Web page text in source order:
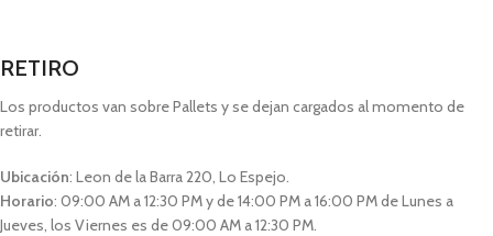
RETIRO
Los productos van sobre Pallets y se dejan cargados al momento de
retirar.
Ubicación: Leon de la Barra 220, Lo Espejo.
Horario: 09:00 AM a 12:30 PM y de 14:00 PM a 16:00 PM de Lunes a
Jueves, los Viernes es de 09:00 AM a 12:30 PM.